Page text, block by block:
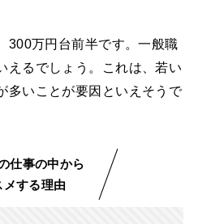
300万円台前半です。一般職
えるでしょう。これは、若い
多いことが要因といえそうで
仕事の中から
メする理由